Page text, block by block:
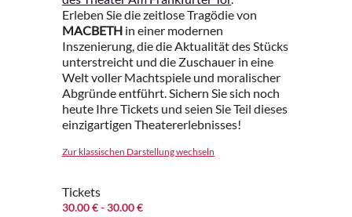
Erleben Sie die zeitlose Tragödie von
MACBETH in einer modernen
Inszenierung, die die Aktualität des Stücks
unterstreicht und die Zuschauer in eine
Welt voller Machtspiele und moralischer
Abgründe entführt. Sichern Sie sich noch
heute Ihre Tickets und seien Sie Teil dieses
einzigartigen Theatererlebnisses!
Zur klassischen Darstellung wechseln
Tickets
30.00 €- 30.00 €